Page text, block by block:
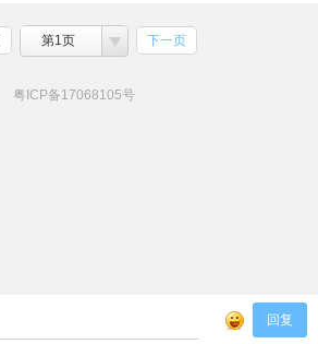
第1页 下一页
粤ICP备17068105号